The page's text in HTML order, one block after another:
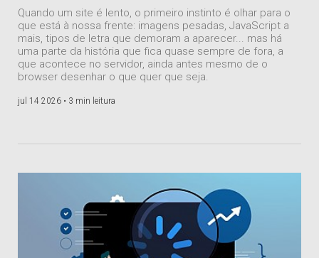
Quando um site é lento, o primeiro instinto é olhar para o
que está à nossa frente: imagens pesadas, JavaScript a
mais, tipos de letra que demoram a aparecer... mas há
uma parte da história que fica quase sempre de fora, a
que acontece no servidor, ainda antes mesmo de o
browser desenhar o que quer que seja.
jul 14 2026 • 3 min leitura